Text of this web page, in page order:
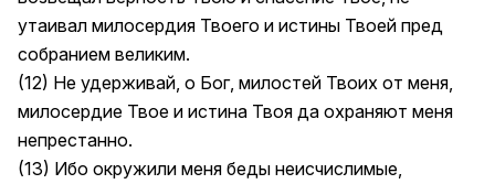
утаивал милосердия Твоего и истины Твоей пред
собранием великим.
(12) Не удерживай, о Бог, милостей Твоих от меня,
милосердие Твое и истина Твоя да охраняют меня
непрестанно.
(13) Ибо окружили меня беды неисчислимые,